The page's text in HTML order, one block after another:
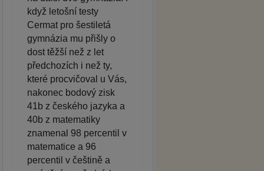
když letošní testy
Cermat pro šestiletá
gymnázia mu přišly o
dost těžší než z let
předchozích i než ty,
které procvičoval u Vás,
nakonec bodový zisk
41b z českého jazyka a
40b z matematiky
znamenal 98 percentil v
matematice a 96
percentil v češtině a